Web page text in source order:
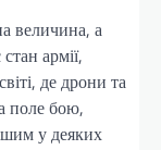
величина, а
армії,
де дрони та
поле бою,
у деяких